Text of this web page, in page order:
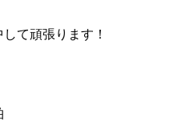
て頑張ります！